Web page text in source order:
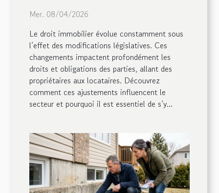
droit immobilier ?
Mer. 08/04/2026
Le droit immobilier évolue constamment sous
l’effet des modifications législatives. Ces
changements impactent profondément les
droits et obligations des parties, allant des
propriétaires aux locataires. Découvrez
comment ces ajustements influencent le
secteur et pourquoi il est essentiel de s’y...